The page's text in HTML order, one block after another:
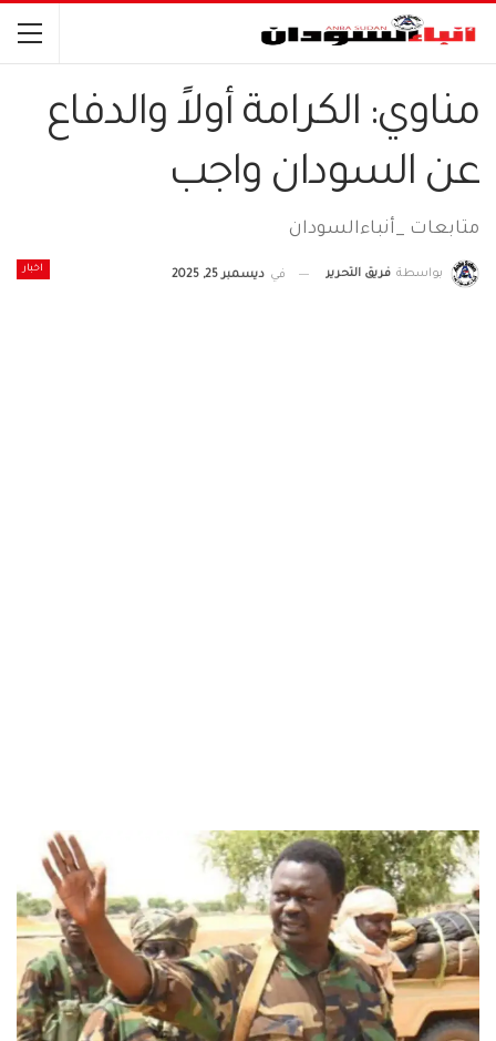
مناوي: الكرامة أولاً والدفاع
عن السودان واجب
متابعات _أنباءالسودان
اخبار بواسطة فريق التحرير في ديسمبر 25, 2025